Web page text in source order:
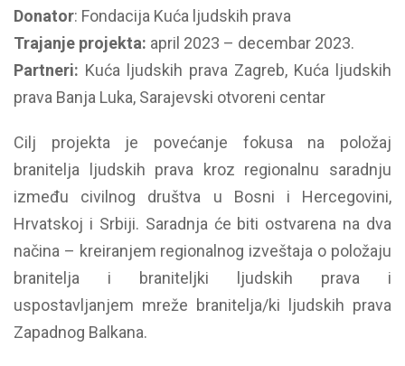
Donator: Fondacija Kuća ljudskih prava
Trajanje projekta: april 2023 – decembar 2023.
Partneri: Kuća ljudskih prava Zagreb, Kuća ljudskih
prava Banja Luka, Sarajevski otvoreni centar
Cilj projekta je povećanje fokusa na položaj
branitelja ljudskih prava kroz regionalnu saradnju
između civilnog društva u Bosni i Hercegovini,
Hrvatskoj i Srbiji. Saradnja će biti ostvarena na dva
načina – kreiranjem regionalnog izveštaja o položaju
branitelja i braniteljki ljudskih prava i
uspostavljanjem mreže branitelja/ki ljudskih prava
Zapadnog Balkana.